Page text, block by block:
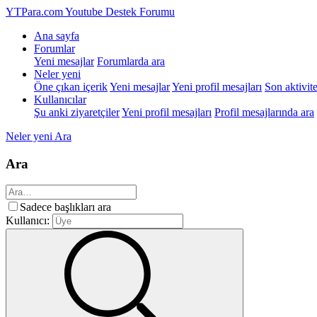
YTPara.comYoutube Destek Forumu
Ana sayfa
Forumlar
Yeni mesajlar Forumlarda ara
Neler yeni
Öne çıkan içerikYeni mesajlarYeni profil mesajları Son
Kullanıcılar
Şu anki ziyaretçilerYeni profil mesajları Profil mesajlarında ara
Neler yeni Ara
Ara
Sadece başlıkları ara
Kullanıcı: